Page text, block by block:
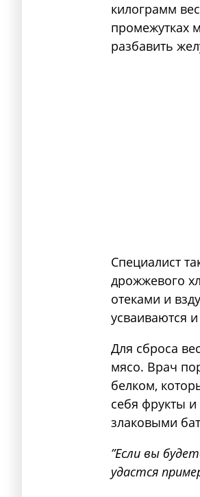
килограмм
промежутках
разбавить
Специалист
дрожжевого
отеками и
усваиваются
Для сброса
мясо. Врач
белком,
себя фрукты
злаковыми
”Если вы
удастся